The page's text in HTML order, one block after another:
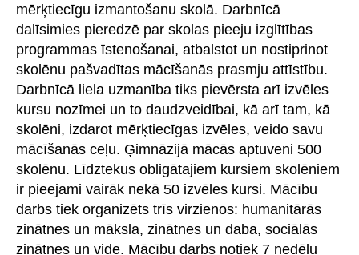
mērķtiecīgu izmantošanu skolā. Darbnīcā
dalīsimies pieredzē par skolas pieeju izglītības
programmas īstenošanai, atbalstot un nostiprinot
skolēnu pašvadītas mācīšanās prasmju attīstību.
Darbnīcā liela uzmanība tiks pievērsta arī izvēles
kursu nozīmei un to daudzveidībai, kā arī tam, kā
skolēni, izdarot mērķtiecīgas izvēles, veido savu
mācīšanās ceļu. Ģimnāzijā mācās aptuveni 500
skolēnu. Līdztekus obligātajiem kursiem skolēniem
ir pieejami vairāk nekā 50 izvēles kursi. Mācību
darbs tiek organizēts trīs virzienos: humanitārās
zinātnes un māksla, zinātnes un daba, sociālās
zinātnes un vide. Mācību darbs notiek 7 nedēļu